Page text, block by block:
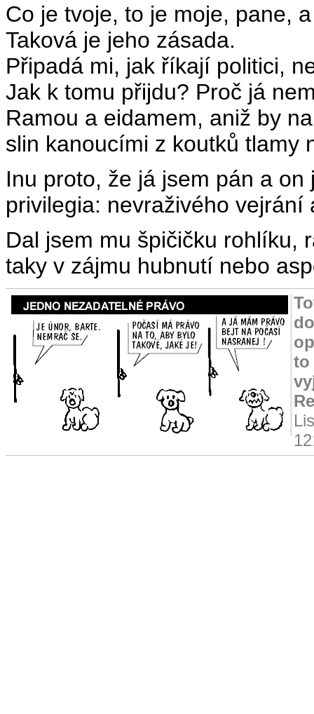
Co je tvoje, to je moje, pane,
Taková je jeho zásada.
Připadá mi, jak říkají politici,
Jak k tomu přijdu? Proč já
Ramou a eidamem, aniž by
slin kanoucími z koutků tlamy
Inu proto, že já jsem pán a
privilegia: nevraživého vejrání
Dal jsem mu špičičku rohlíku,
taky v zájmu hubnutí nebo
to